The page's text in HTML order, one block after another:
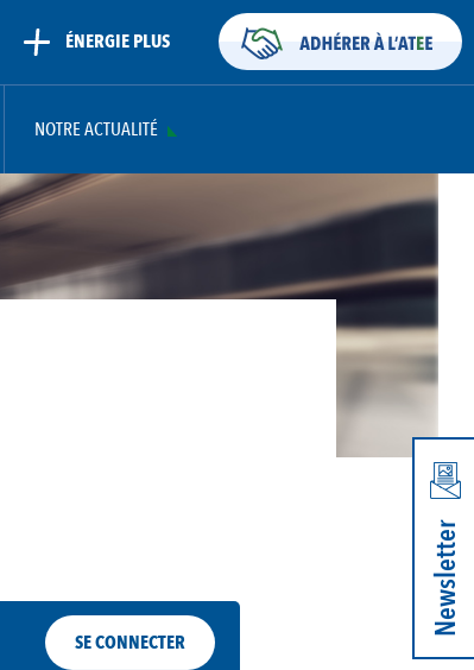
ÉNERGIE PLUS
NOTRE ACTUALITÉ
SE CONNECTER
Newsletter